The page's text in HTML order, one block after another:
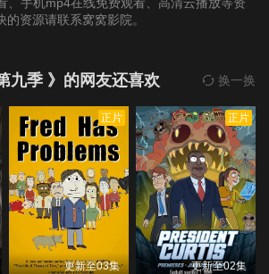
资源请联系窝窝影院。
九季 》的网友还喜欢 换一换
正片
更新至03集
正片
更新至02集